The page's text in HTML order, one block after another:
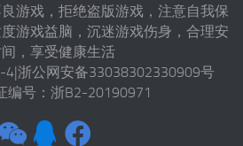
游戏，拒绝盗版游戏，注意自我保
游戏益脑，沉迷游戏伤身，合理安
，享受健康生活
4|浙公网安备33038302330909号
编号：浙B2-20190971